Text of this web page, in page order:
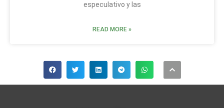
especulativo y las
READ MORE »